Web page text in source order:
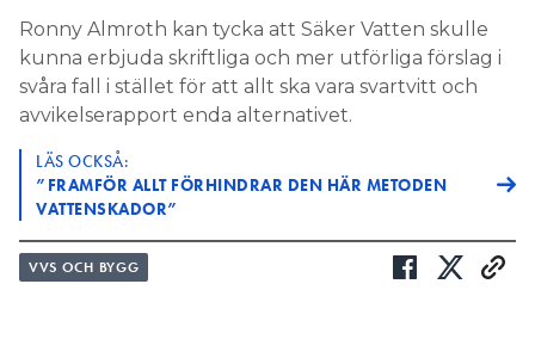
Ronny Almroth kan tycka att Säker Vatten skulle
kunna erbjuda skriftliga och mer utförliga förslag i
svåra fall i stället för att allt ska vara svartvitt och
avvikelserapport enda alternativet.
LÄS OCKSÅ:
”FRAMFÖR ALLT FÖRHINDRAR DEN HÄR METODEN
VATTENSKADOR”
VVS OCH BYGG